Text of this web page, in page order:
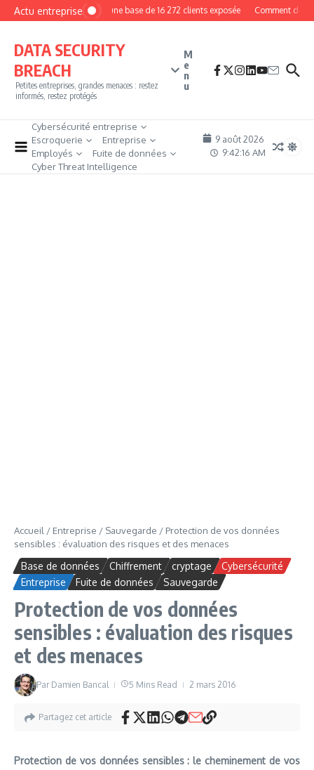
Aller au contenu
Actu entrepriseMyPhoto : une base de 16 272 clients exposée Comment
DATA SECURITY
BREACH
Petites entreprises, grandes menaces : restez
informés, restez protégés
M
e
n
u
Cybersécurité entreprise
Escroquerie
Entreprise
Employés
Fuite de données
Cyber Threat Intelligence
9 août 2026
9:42:18 AM
Accueil / Entreprise / Sauvegarde / Protection de vos données
sensibles : évaluation des risques et des menaces
Base de données Chiffrement cryptage
Cybersécurité
Entreprise
Fuite de données Sauvegarde
Protection de vos données
sensibles : évaluation des risques
et des menaces
Par Damien Bancal 5 Mins Read 2 mars 2016
Partagez cet article
Protection de vos données sensibles : le cheminement de vos